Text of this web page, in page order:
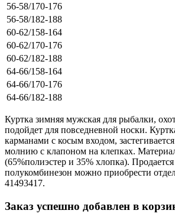
56-58/170-176
56-58/182-188
60-62/158-164
60-62/170-176
60-62/182-188
64-66/158-164
64-66/170-176
64-66/182-188
Куртка зимняя мужская для рыбалки,
подойдет для повседневной носки.
карманами с косым входом,
молнию с клапоном на клепках.
(65%полиэстер и 35% хлопка).
полукомбинезон можно приобрести
41493417.
Заказ успешно добавлен в